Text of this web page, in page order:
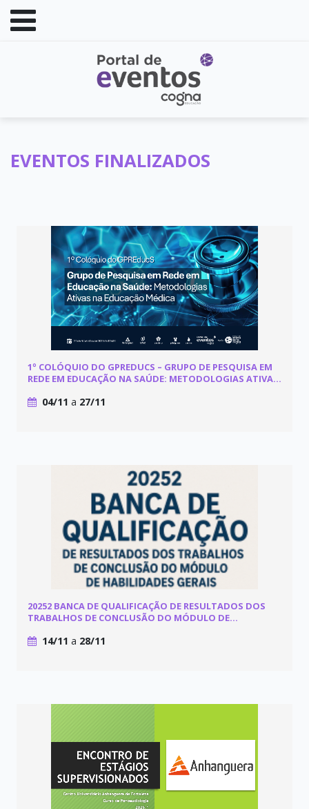
EVENTOS FINALIZADOS
1º COLÓQUIO DO GPREDUCS – GRUPO DE PESQUISA EM
REDE EM EDUCAÇÃO NA SAÚDE: METODOLOGIAS ATIVAS
04/11 a 27/11
20252 BANCA DE QUALIFICAÇÃO DE RESULTADOS DOS
TRABALHOS DE CONCLUSÃO DO MÓDULO DE
14/11 a 28/11